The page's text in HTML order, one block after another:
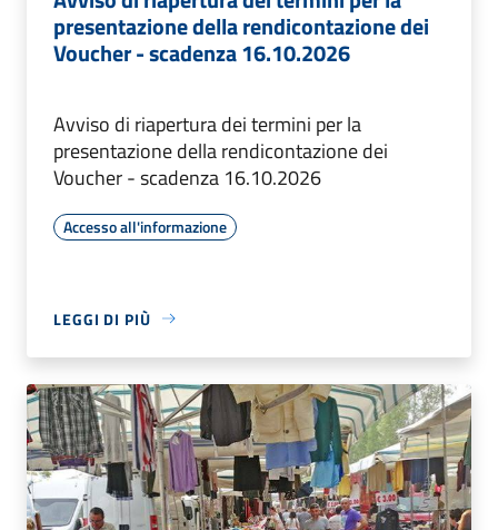
presentazione della rendicontazione dei
Voucher - scadenza 16.10.2026
Avviso di riapertura dei termini per la
presentazione della rendicontazione dei
Voucher - scadenza 16.10.2026
Accesso all'informazione
LEGGI DI PIÙ